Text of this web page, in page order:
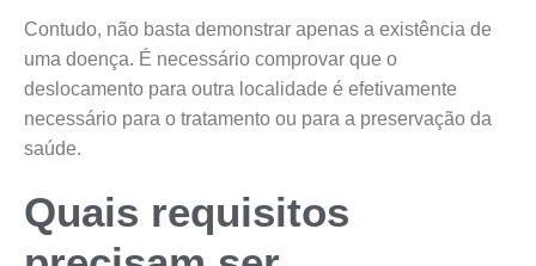
Contudo, não basta demonstrar apenas a existência de
uma doença. É necessário comprovar que o
deslocamento para outra localidade é efetivamente
necessário para o tratamento ou para a preservação da
saúde.
Quais requisitos